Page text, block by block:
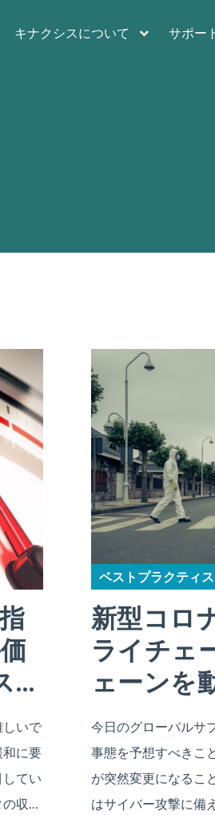
キナクシスについて サポー
…
いで
に要
てい
の収…
ベストプラクティス
新型コロ
ライチェ
ェーンを
今日のグローバルサ
事態を予想すべきこ
が突然変更になるこ
はサイバー攻撃に備